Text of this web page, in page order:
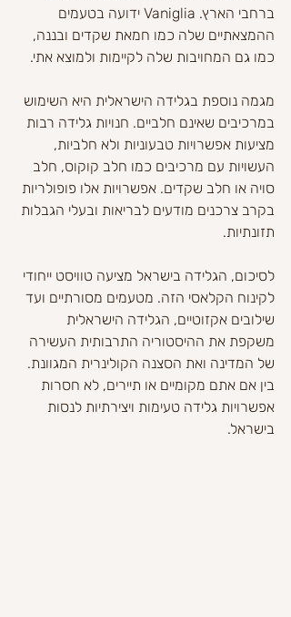
ברחבי הארץ. Vaniglia ידועה בטעמים
ההמצאתיים שלה כמו חמאת שקדים ובננה,
כמו גם המחויבות שלה לקיימות ולמוצא אתי.
מגמה נוספת בגלידה הישראלית היא השימוש
במרכיבים שאינם חלביים. חנויות גלידה רבות
מציעות אפשרויות טבעוניות ולא חלביות,
העשויות עם מרכיבים כמו חלב קוקוס, חלב
סויה או חלב שקדים. אפשרויות אלו פופולריות
בקרב צרכנים מודעים לבריאות ובעלי הגבלות
תזונתיות.
לסיכום, הגלידה בישראל מציעה טוויסט ייחודי
לקינוח הקלאסי הזה. מטעמים מסורתיים ועד
שילובים אקזוטיים, הגלידה הישראלית
משקפת את ההיסטוריה התרבותית העשירה
של המדינה ואת הסצנה הקולינרית המגוונת.
בין אם אתם מקומיים או תיירים, לא חסרות
אפשרויות גלידה טעימות ויצירתיות לנסות
בישראל.